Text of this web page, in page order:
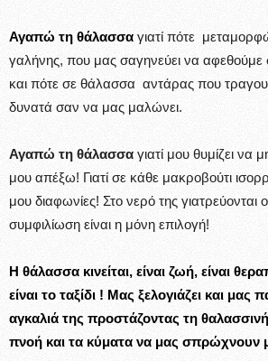
Αγαπώ τη θάλασσα γιατί πότε
γαλήνης, που μας σαγηνεύει να αφεθούμε
και πότε σε θάλασσα αντάρας που
δυνατά σαν να μας μαλώνει.
Αγαπώ τη θάλασσα γιατί μου θυμίζει
μου απέξω! Γιατί σε κάθε μακροβούτι
μου διαφωνίες! Στο νερό της γιατρεύονται
συμφιλίωση είναι η μόνη επιλογή!
Η θάλασσα κινείται, είναι ζωή, είναι
είναι το ταξίδι ! Μας ξελογιάζει και μας
αγκαλιά της προστάζοντας τη
πνοή και τα κύματα να μας σπρώχνουν